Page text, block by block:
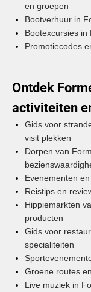
en groepen
Bootverhuur in
Bootexcursies
Promotiecodes
Ontdek
activiteiten
Gids voor
visit plekken
Dorpen van
Evenementen
Reistips en
Hippiemarkten
producten
Gids voor
specialiteiten
Groene routes
Live muziek in